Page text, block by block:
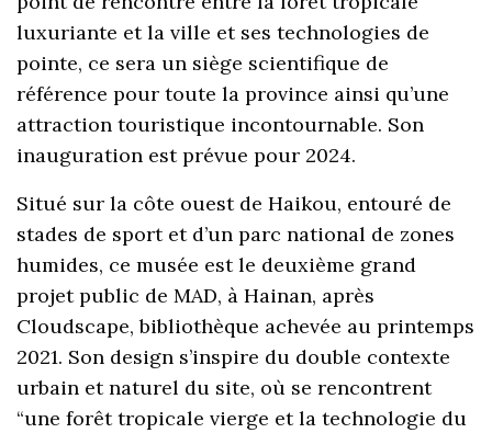
luxuriante et la ville et ses technologies de
pointe, ce sera un siège scientifique de
référence pour toute la province ainsi qu’une
attraction touristique incontournable. Son
inauguration est prévue pour 2024.
Situé sur la côte ouest de Haikou, entouré de
stades de sport et d’un parc national de zones
humides, ce musée est le deuxième grand
projet public de MAD, à Hainan, après
Cloudscape, bibliothèque achevée au printemps
2021. Son design s’inspire du double contexte
urbain et naturel du site, où se rencontrent
“une forêt tropicale vierge et la technologie du